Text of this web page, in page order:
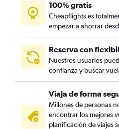
100% gratis
Cheapflights es
empezar a ahorrar
Reserva con
Nuestros usuarios
confianza y buscar
Viaja de forma
Millones de personas
encontrar los mejores
planificación de viajes